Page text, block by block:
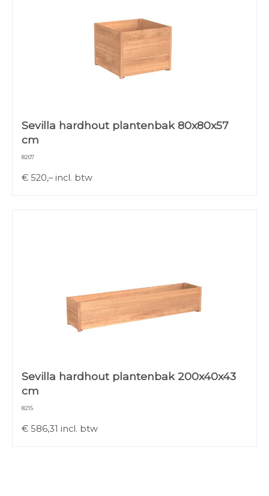
Sevilla hardhout plantenbak 80x80x57
cm
8207
€ 520,–incl. btw
Sevilla hardhout plantenbak 200x40x43
cm
8215
€ 586,31 incl. btw